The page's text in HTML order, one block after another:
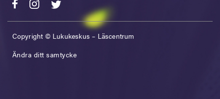
Copyright © Lukukeskus – Läscentrum
Ändra ditt samtycke